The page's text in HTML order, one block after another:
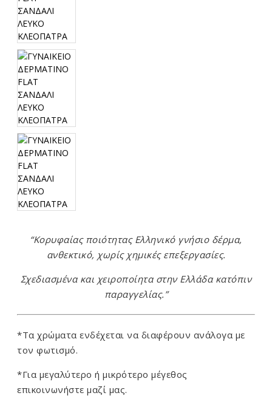
“Κορυφαίας ποιότητας Ελληνικό γνήσιο δέρμα,
ανθεκτικό, χωρίς χημικές επεξεργασίες.
Σχεδιασμένα και χειροποίητα στην Ελλάδα κατόπιν
παραγγελίας.”
*Τα χρώματα ενδέχεται να διαφέρουν ανάλογα με
τον φωτισμό.
*Για μεγαλύτερο ή μικρότερο μέγεθος
επικοινωνήστε μαζί μας.